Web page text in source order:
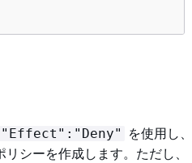
"Effect":"Deny"
を使用し、
シーを作成します。ただし、